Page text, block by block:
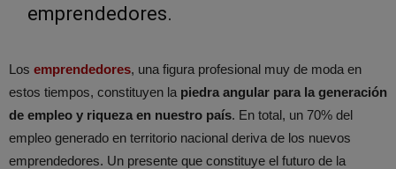
emprendedores.
Los emprendedores, una figura profesional muy de moda en
estos tiempos, constituyen la piedra angular para la generación
de empleo y riqueza en nuestro país. En total, un 70% del
empleo generado en territorio nacional deriva de los nuevos
emprendedores. Un presente que constituye el futuro de la